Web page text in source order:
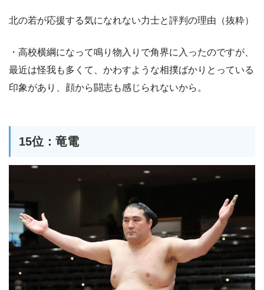
北の若が応援する気になれない力士と評判の理由（抜粋）
・高校横綱になって鳴り物入りで角界に入ったのですが、
最近は怪我も多くて、かわすような相撲ばかりとっている
印象があり、顔から闘志も感じられないから。
15位：竜電